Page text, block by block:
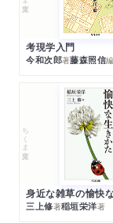
考現学入門
今和次郎著藤森照信編
ちくま文庫
身近な雑草の愉快
三上修著稲垣栄洋著